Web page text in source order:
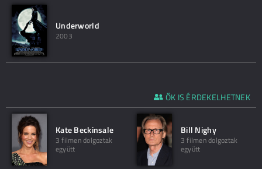
Underworld
2003
ŐK IS ÉRDEKELHETNEK
Kate Beckinsale
3 filmen dolgoztak
együtt
Bill Nighy
3 filmen dolgoztak
együtt